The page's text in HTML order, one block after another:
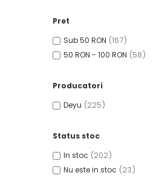
Tricouri Mecanici
Tricouri Fermieri
Tricouri Bere
Tricouri Cupluri
Tricouri Burlaci
Tricouri Familie
Pret
Sub 50 RON (167)
50 RON - 100 RON (58)
Producatori
Deyu (225)
Status stoc
In stoc (202)
Nu este in stoc (23)